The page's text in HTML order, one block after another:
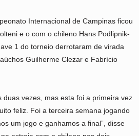
Internacional de Campinas ficou
e o com o chileno Hans Podlipnik-
1 do torneio derrotaram de virada
Guilherme Clezar e Fabrício
duas vezes, mas esta foi a primeira vez
feliz. Foi a terceira semana jogando
um jogo e ganhamos a final”, disse